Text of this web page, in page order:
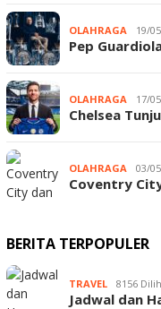
OLAHRAGA 19/
Pep
OLAHRAGA 17/
Chelsea
OLAHRAGA 03/
Coventry
BERITA TERPOPULER
TRAVEL 8156
Jadwal dan